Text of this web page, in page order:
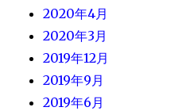
2020年4月
2020年3月
2019年12月
2019年9月
2019年6月